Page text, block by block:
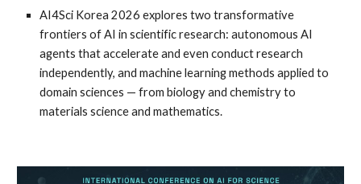
AI4Sci Korea 2026 explores two transformative
frontiers of AI in scientific research: autonomous AI
agents that accelerate and even conduct research
independently, and machine learning methods applied to
domain sciences — from biology and chemistry to
materials science and mathematics.